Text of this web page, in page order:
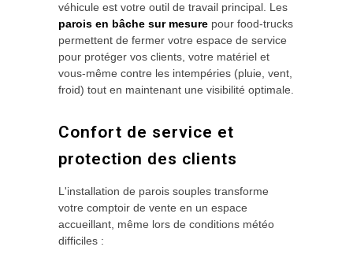
véhicule est votre outil de travail principal. Les
parois en bâche sur mesure pour food-trucks
permettent de fermer votre espace de service
pour protéger vos clients, votre matériel et
vous-même contre les intempéries (pluie, vent,
froid) tout en maintenant une visibilité optimale.
Confort de service et
protection des clients
L'installation de parois souples transforme
votre comptoir de vente en un espace
accueillant, même lors de conditions météo
difficiles :